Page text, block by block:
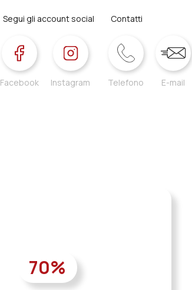
Segui gli account social
Facebook Instagram
Contatti
Telefono E-mail
70%